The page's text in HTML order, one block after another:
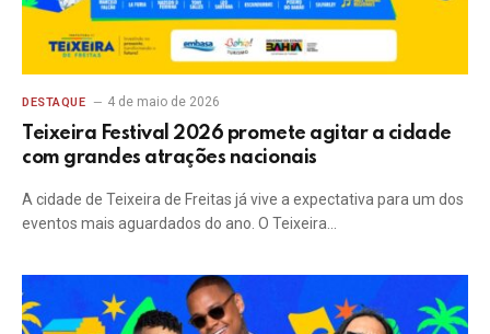
DESTAQUE 4 de maio de 2026
Teixeira Festival 2026 promete agitar a cidade
com grandes atrações nacionais
A cidade de Teixeira de Freitas já vive a expectativa para um dos
eventos mais aguardados do ano. O Teixeira…